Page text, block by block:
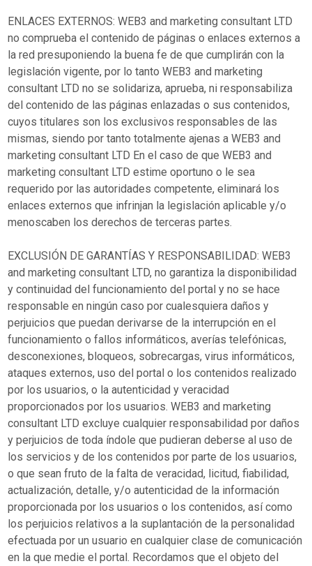
ENLACES EXTERNOS: WEB3 and marketing consultant LTD
no comprueba el contenido de páginas o enlaces externos a
la red presuponiendo la buena fe de que cumplirán con la
legislación vigente, por lo tanto WEB3 and marketing
consultant LTD no se solidariza, aprueba, ni responsabiliza
del contenido de las páginas enlazadas o sus contenidos,
cuyos titulares son los exclusivos responsables de las
mismas, siendo por tanto totalmente ajenas a WEB3 and
marketing consultant LTD En el caso de que WEB3 and
marketing consultant LTD estime oportuno o le sea
requerido por las autoridades competente, eliminará los
enlaces externos que infrinjan la legislación aplicable y/o
menoscaben los derechos de terceras partes.
EXCLUSIÓN DE GARANTÍAS Y RESPONSABILIDAD: WEB3
and marketing consultant LTD, no garantiza la disponibilidad
y continuidad del funcionamiento del portal y no se hace
responsable en ningún caso por cualesquiera daños y
perjuicios que puedan derivarse de la interrupción en el
funcionamiento o fallos informáticos, averías telefónicas,
desconexiones, bloqueos, sobrecargas, virus informáticos,
ataques externos, uso del portal o los contenidos realizado
por los usuarios, o la autenticidad y veracidad
proporcionados por los usuarios. WEB3 and marketing
consultant LTD excluye cualquier responsabilidad por daños
y perjuicios de toda índole que pudieran deberse al uso de
los servicios y de los contenidos por parte de los usuarios,
o que sean fruto de la falta de veracidad, licitud, fiabilidad,
actualización, detalle, y/o autenticidad de la información
proporcionada por los usuarios o los contenidos, así como
los perjuicios relativos a la suplantación de la personalidad
efectuada por un usuario en cualquier clase de comunicación
en la que medie el portal. Recordamos que el objeto del